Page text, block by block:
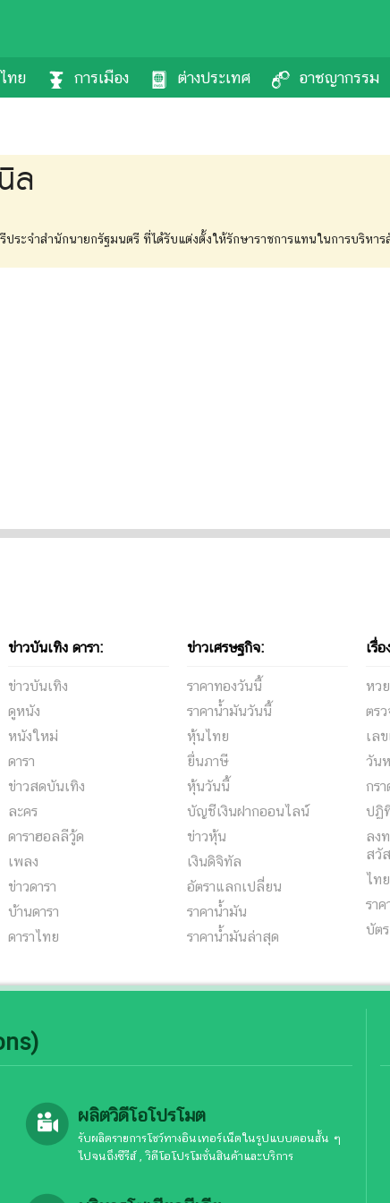
ทย การเมือง ต่างประเทศ อาชญากรรม
ล
ระจำสำนักนายกรัฐมนตรี ที่ได้รับแต่งตั้งให้รักษาราชการแทนในการบริหา
ข่าวบันเทิง ดารา:
ข่าวบันเทิง
ดูหนัง
หนังใหม่
ดารา
ข่าวสดบันเทิง
ละคร
ดาราฮอลลีวู้ด
เพลง
ข่าวดารา
บ้านดารา
ดาราไทย
ข่าวเศรษฐกิจ:
ราคาทองวันนี้
ราคาน้ำมันวันนี้
หุ้นไทย
ยื่นภาษี
หุ้นวันนี้
บัญชีเงินฝากออนไลน์
ข่าวหุ้น
เงินดิจิทัล
อัตราแลกเปลี่ยน
ราคาน้ำมัน
ราคาน้ำมันล่าสุด
เรื่
หวย
ตร
เล
วัน
กร
ปฏิ
ลง
สวั
ไท
รา
บัต
ผลิตวิดีโอโปรโมต
รับผลิตรายการโชว์ทางอินเทอร์เน็ตในรูปแบบตอนสั้น ๆ
ไปจนถึงซีรีส์ , วิดีโอโปรโมชั่นสินค้าและบริการ